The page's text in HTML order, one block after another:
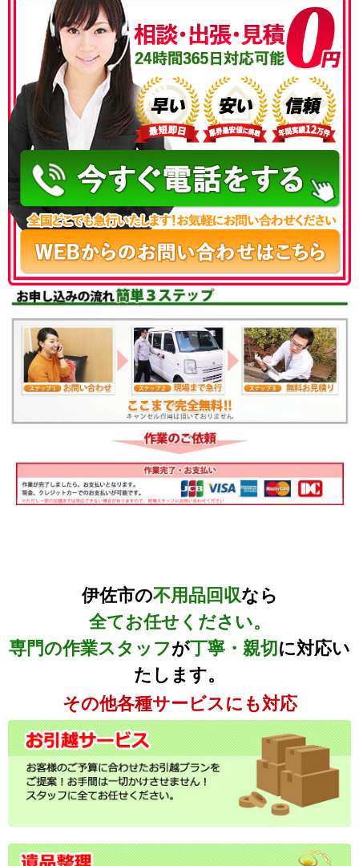
050-3186-4780
伊佐市の不用品回収なら
全てお任せください。
専門の作業スタッフが丁寧・親切 に対応い
たします。
その他各種サービスにも対応